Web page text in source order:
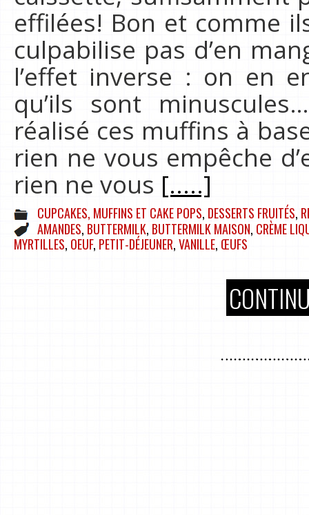
effilées! Bon et comme
culpabilise pas d’en
l’effet inverse : on en
qu’ils sont
réalisé ces muffins à
rien ne vous empêche
rien ne vous [.....]
CUPCAKES, MUFFINS ET CAKE POPS, DESSERTS FRUITÉS,
AMANDES, BUTTERMILK, BUTTERMILK MAISON, CRÈME
MYRTILLES, OEUF, PETIT-DÉJEUNER,VANILLE, ŒUFS